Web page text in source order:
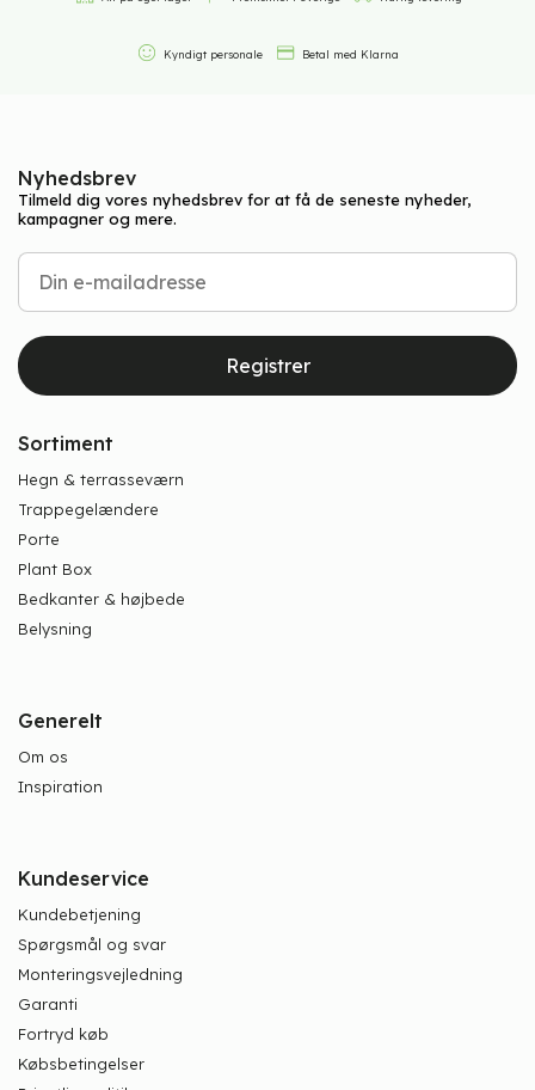
Kyndigt personale Betal med Klarna
Nyhedsbrev
Tilmeld dig vores nyhedsbrev for at få de seneste nyheder,
kampagner og mere.
Registrer
Sortiment
Hegn & terrasseværn
Trappegelændere
Porte
Plant Box
Bedkanter & højbede
Belysning
Generelt
Om os
Inspiration
Kundeservice
Kundebetjening
Spørgsmål og svar
Monteringsvejledning
Garanti
Fortryd køb
Købsbetingelser